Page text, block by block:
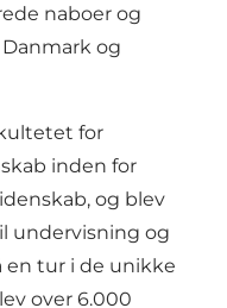
naboer og
og
for
inden for
og blev
undervisning og
en tur i de unikke
over 6.000